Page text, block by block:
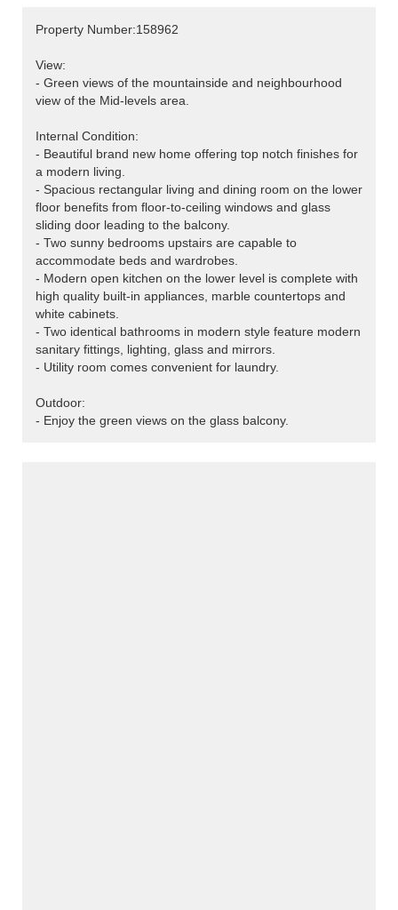
Property Number:158962
View:
- Green views of the mountainside and neighbourhood
view of the Mid-levels area.
Internal Condition:
- Beautiful brand new home offering top notch finishes for
a modern living.
- Spacious rectangular living and dining room on the lower
floor benefits from floor-to-ceiling windows and glass
sliding door leading to the balcony.
- Two sunny bedrooms upstairs are capable to
accommodate beds and wardrobes.
- Modern open kitchen on the lower level is complete with
high quality built-in appliances, marble countertops and
white cabinets.
- Two identical bathrooms in modern style feature modern
sanitary fittings, lighting, glass and mirrors.
- Utility room comes convenient for laundry.
Outdoor:
- Enjoy the green views on the glass balcony.